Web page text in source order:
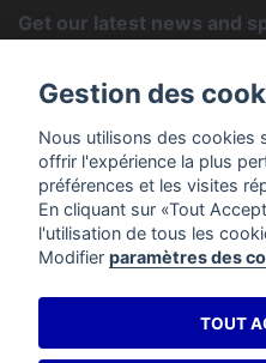
Get our latest news and
find our contact info in the
PRODUCTS
Gestion des
Nous utilisons des cookies
offrir l'expérience la plus
préférences et les visites
En cliquant sur «Tout
l'utilisation de tous les
Modifier paramètres des
TOUT